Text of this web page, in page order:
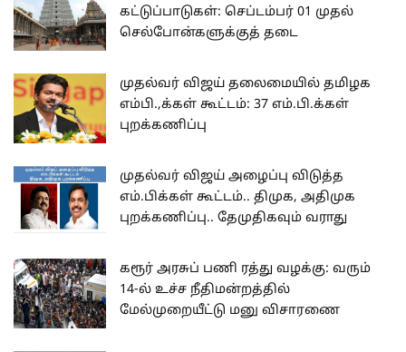
கட்டுப்பாடுகள்: செப்டம்பர் 01 முதல்
செல்போன்களுக்குத் தடை
முதல்வர் விஜய் தலைமையில் தமிழக
எம்பி.,க்கள் கூட்டம்: 37 எம்.பி.க்கள்
புறக்கணிப்பு
முதல்வர் விஜய் அழைப்பு விடுத்த
எம்.பிக்கள் கூட்டம்.. திமுக, அதிமுக
புறக்கணிப்பு.. தேமுதிகவும் வராது
கரூர் அரசுப் பணி ரத்து வழக்கு: வரும்
14-ல் உச்ச நீதிமன்றத்தில்
மேல்முறையீட்டு மனு விசாரணை